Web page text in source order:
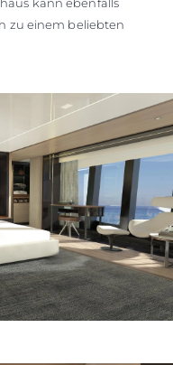
zu einem beliebten